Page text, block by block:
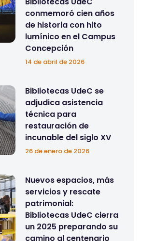
conmemoró cien años
de historia con hito
lumínico en el Campus
Concepción
14 de abril de 2026
Bibliotecas UdeC se
adjudica asistencia
técnica para
restauración de
incunable del siglo XV
26 de enero de 2026
Nuevos espacios, más
servicios y rescate
patrimonial:
Bibliotecas UdeC cierra
un 2025 preparando su
camino al centenario